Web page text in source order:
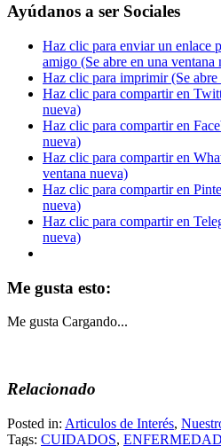
Ayúdanos a ser Sociales
Haz clic para enviar un enlace
amigo (Se abre en una ventana
Haz clic para imprimir (Se abre
Haz clic para compartir en
nueva)
Haz clic para compartir en
nueva)
Haz clic para compartir en
ventana nueva)
Haz clic para compartir en
nueva)
Haz clic para compartir en
nueva)
Me gusta esto:
Me gusta Cargando...
Relacionado
Posted in: Articulos de Interés,
Tags: CUIDADOS,